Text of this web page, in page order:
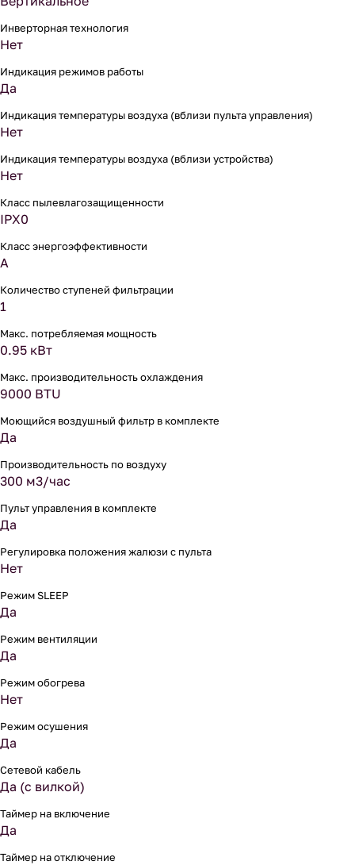
Инверторная технология
Нет
Индикация режимов работы
Да
Индикация температуры воздуха (вблизи пульта управления)
Нет
Индикация температуры воздуха (вблизи устройства)
Нет
Класс пылевлагозащищенности
IPX0
Класс энергоэффективности
A
Количество ступеней фильтрации
1
Макс. потребляемая мощность
0.95 кВт
Макс. производительность охлаждения
9000 BTU
Моющийся воздушный фильтр в комплекте
Да
Производительность по воздуху
300 м3/час
Пульт управления в комплекте
Да
Регулировка положения жалюзи с пульта
Нет
Режим SLEEP
Да
Режим вентиляции
Да
Режим обогрева
Нет
Режим осушения
Да
Сетевой кабель
Да (с вилкой)
Таймер на включение
Да
Таймер на отключение